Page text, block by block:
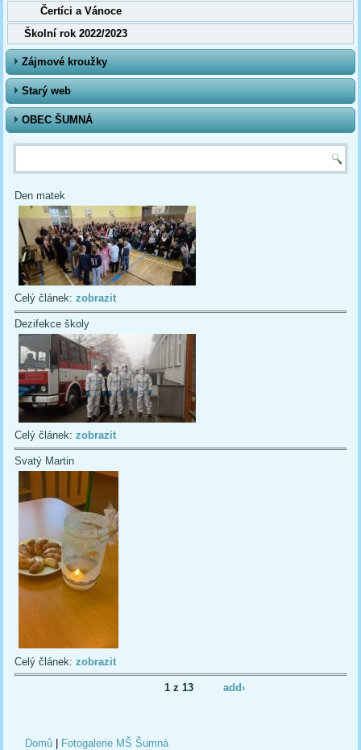
Čertíci a Vánoce
Školní rok 2022/2023
Zájmové kroužky
Starý web
OBEC ŠUMNÁ
Vyhledávání
Den matek
Celý článek:zobrazit
Dezifekce školy
Celý článek:zobrazit
Svatý Martin
Celý článek:zobrazit
1 z 13 add›
Domů| Fotogalerie MŠ Šumná